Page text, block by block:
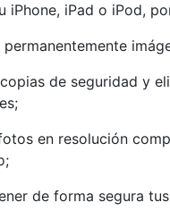
iPhone, iPad o iPod,
de seguridad y
en resolución
de forma segura